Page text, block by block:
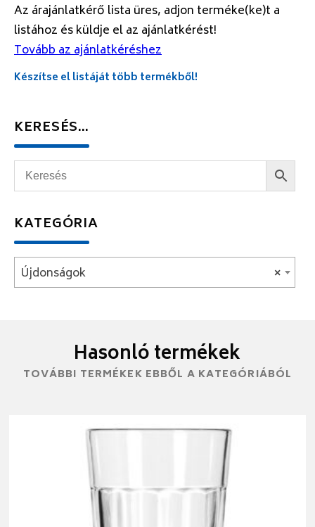
Az árajánlatkérő lista üres, adjon terméke(ke)t a
listához és küldje el az ajánlatkérést!
Tovább az ajánlatkéréshez
Készítse el listáját több termékből!
KERESÉS…
KATEGÓRIA
×
Újdonságok
Hasonló termékek
TOVÁBBI TERMÉKEK EBBŐL A KATEGÓRIÁBÓL